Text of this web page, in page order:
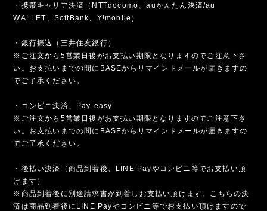
・携帯キャリア決済（NTTdocomo、auかんたん決済/au
WALLET、SoftBank、Y!mobile）
・銀行振込（三井住友銀行）
※ご注文から5営業日後がお支払い期限となりますのでご注意下さ
い。お支払いまでの間にBASEからリマインドメールが届きますの
でご了承ください。
・コンビニ決済、Pay-easy
※ご注文から5営業日後がお支払い期限となりますのでご注意下さ
い。お支払いまでの間にBASEからリマインドメールが届きますの
でご了承ください。
・後払い決済（商品到着後、LINE Payやコンビニ等でお支払い頂
けます）
※商品到着後に別途請求書が到着しお支払い頂けます。こちらの決
済は商品到着後にLINE Payやコンビニ等でお支払い頂けますので